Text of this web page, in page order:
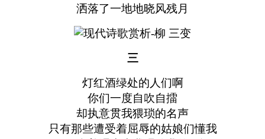
洒落了一地地晓风残月
三
灯红酒绿处的人们啊
你们一度自吹自擂
却执意贯我猥琐的名声
只有那些遭受着屈辱的姑娘们懂我